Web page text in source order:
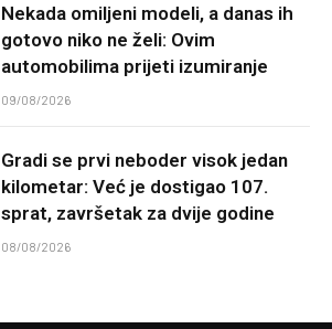
Nekada omiljeni modeli, a danas ih
gotovo niko ne želi: Ovim
automobilima prijeti izumiranje
09/08/2026
Gradi se prvi neboder visok jedan
kilometar: Već je dostigao 107.
sprat, završetak za dvije godine
08/08/2026